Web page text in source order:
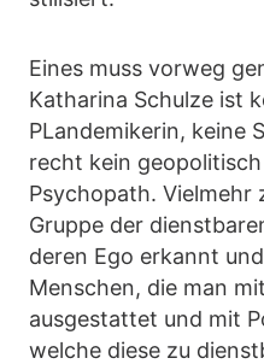
Eines muss vorweg
Katharina Schulze ist
PLandemikerin, keine
recht kein
Psychopath. Vielmehr
Gruppe der
deren Ego erkannt
Menschen, die man
ausgestattet und mit
welche diese zu